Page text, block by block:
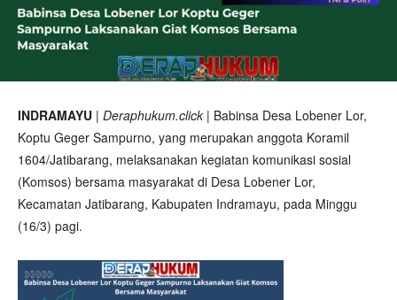
INDRAMAYU | Deraphukum.click | Babinsa Desa Lobener Lor,
Koptu Geger Sampurno, yang merupakan anggota Koramil
1604/Jatibarang, melaksanakan kegiatan komunikasi sosial
(Komsos) bersama masyarakat di Desa Lobener Lor,
Kecamatan Jatibarang, Kabupaten Indramayu, pada Minggu
(16/3) pagi.